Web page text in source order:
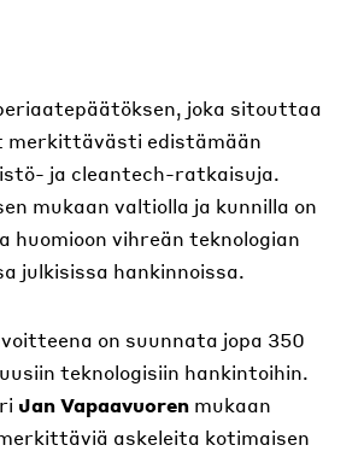
joka sitouttaa
merkittävästi edistämään
ja cleantech-ratkaisuja.
mukaan valtiolla ja kunnilla on
huomioon vihreän teknologian
julkisissa hankinnoissa.
on suunnata jopa 350
teknologisiin hankintoihin.
Jan Vapaavuoren mukaan
askeleita kotimaisen